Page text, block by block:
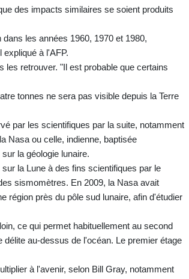
des impacts similaires se soient produits
les années 1960, 1970 et 1980,
à l'AFP.
les retrouver. "Il est probable que certains
tonnes ne sera pas visible depuis la Terre
par les scientifiques par la suite, notamment
Nasa ou celle, indienne, baptisée
la géologie lunaire.
la Lune à des fins scientifiques par le
sismomètres. En 2009, la Nasa avait
région près du pôle sud lunaire, afin d'étudier
ce qui permet habituellement au second
au-dessus de l'océan. Le premier étage
à l'avenir, selon Bill Gray, notamment